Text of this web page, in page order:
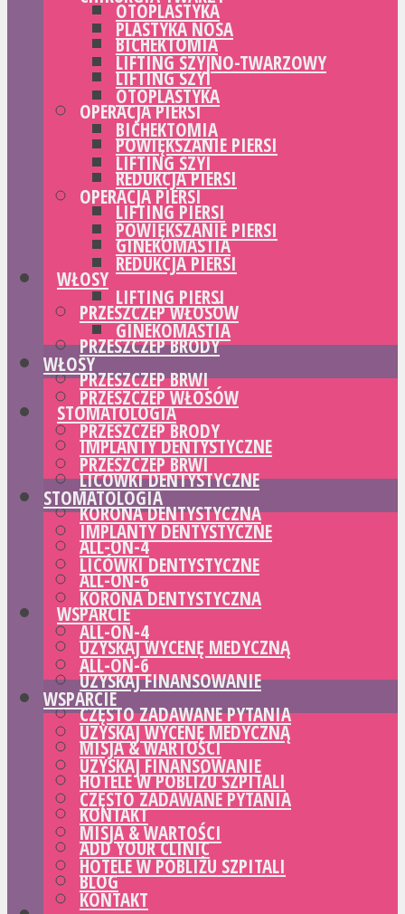
OTOPLASTYKA
BICHEKTOMIA
LIFTING SZYI
OPERACJA PIERSI
POWIĘKSZANIE PIERSI
REDUKCJA PIERSI
LIFTING PIERSI
GINEKOMASTIA
WŁOSY
PRZESZCZEP WŁOSÓW
PRZESZCZEP BRODY
PRZESZCZEP BRWI
STOMATOLOGIA
IMPLANTY DENTYSTYCZNE
LICÓWKI DENTYSTYCZNE
KORONA DENTYSTYCZNA
ALL-ON-4
ALL-ON-6
WSPARCIE
UZYSKAJ WYCENĘ MEDYCZNĄ
UZYSKAJ FINANSOWANIE
CZĘSTO ZADAWANE PYTANIA
MISJA & WARTOŚCI
HOTELE W POBLIŻU SZPITALI
KONTAKT
ADD YOUR CLINIC
BLOG
PLASTYKA NOSA
LIFTING SZYJNO-TWARZOWY
OTOPLASTYKA
BICHEKTOMIA
LIFTING SZYI
OPERACJA PIERSI
POWIĘKSZANIE PIERSI
REDUKCJA PIERSI
LIFTING PIERSI
GINEKOMASTIA
WŁOSY
PRZESZCZEP WŁOSÓW
PRZESZCZEP BRODY
PRZESZCZEP BRWI
STOMATOLOGIA
IMPLANTY DENTYSTYCZNE
LICÓWKI DENTYSTYCZNE
KORONA DENTYSTYCZNA
ALL-ON-4
ALL-ON-6
WSPARCIE
UZYSKAJ WYCENĘ MEDYCZNĄ
UZYSKAJ FINANSOWANIE
CZĘSTO ZADAWANE PYTANIA
MISJA & WARTOŚCI
HOTELE W POBLIŻU SZPITALI
KONTAKT